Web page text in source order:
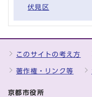
伏見区
このサイトの考え方
著作権・リンク等
京都市役所